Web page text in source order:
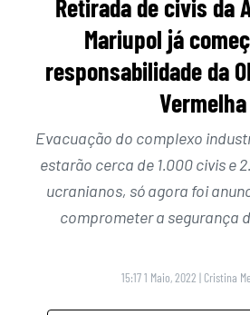
Retirada de civis da
Mariupol já
responsabilidade da
Vermelha
Evacuação do complexo
estarão cerca de 1.000 civis e
ucranianos, só agora foi
comprometer a segurança
15:17 1 Maio, 2022 | Cristina